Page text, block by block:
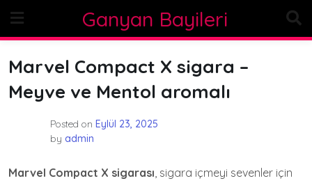
content
Ganyan Bayileri
Marvel Compact X sigara –
Meyve ve Mentol aromalı
Posted on Eylül 23, 2025
by admin
Marvel Compact X sigarası, sigara içmeyi sevenler için